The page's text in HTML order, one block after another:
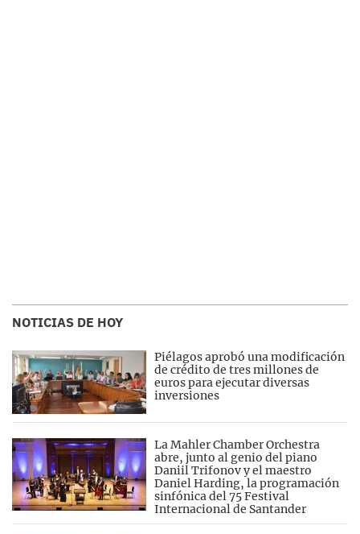
NOTICIAS DE HOY
Piélagos aprobó una modificación
de crédito de tres millones de
euros para ejecutar diversas
inversiones
La Mahler Chamber Orchestra
abre, junto al genio del piano
Daniil Trifonov y el maestro
Daniel Harding, la programación
sinfónica del 75 Festival
Internacional de Santander